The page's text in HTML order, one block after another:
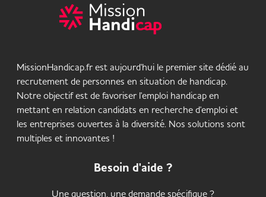
MissionHandicap.fr est aujourd'hui le premier site dédié au
recrutement de personnes en situation de handicap.
Notre objectif est de favoriser l'emploi handicap en
mettant en relation candidats en recherche d'emploi et
les entreprises ouvertes à la diversité. Nos solutions sont
multiples et innovantes !
Besoin d'aide ?
Une question, une demande spécifique ?